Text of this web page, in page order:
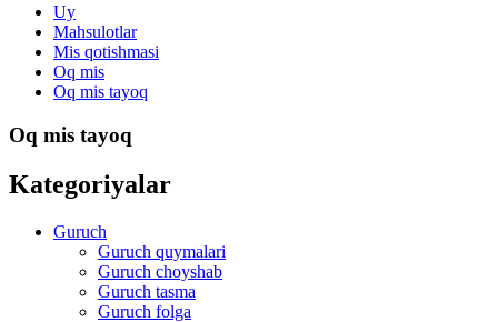
Uy
Mahsulotlar
Mis qotishmasi
Oq mis
Oq mis tayoq
Oq mis tayoq
Kategoriyalar
Guruch
Guruch quymalari
Guruch choyshab
Guruch tasma
Guruch folga